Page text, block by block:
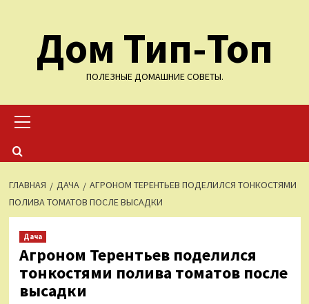
содержимомуДом Тип-Топ
ПОЛЕЗНЫЕ ДОМАШНИЕ СОВЕТЫ.
меню
ГЛАВНАЯ ДАЧА
АГРОНОМ ТЕРЕНТЬЕВ ПОДЕЛИЛСЯ ТОНКОСТЯМИ
ПОЛИВА ТОМАТОВ ПОСЛЕ ВЫСАДКИ
Дача
Агроном Терентьев поделился
тонкостями полива томатов после
высадки